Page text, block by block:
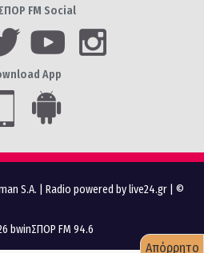
FM Social
App
S.A. Radio powered by live24.gr | ©
bwinΣΠΟΡ FM 94.6
Απόρρητο